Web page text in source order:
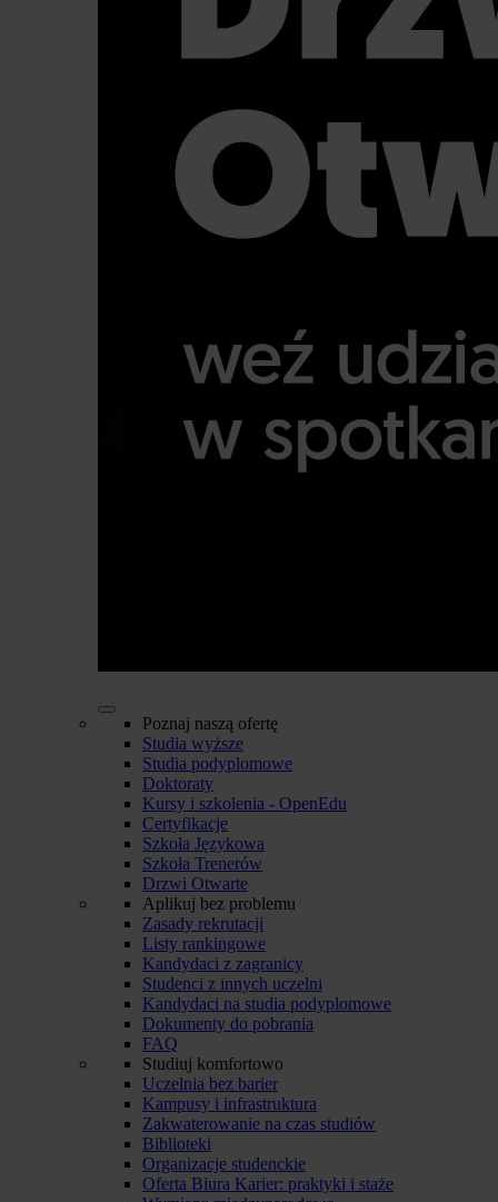
Poznaj naszą ofertę
Studia wyższe
Studia podyplomowe
Doktoraty
Kursy i szkolenia - OpenEdu
Certyfikacje
Szkoła Językowa
Szkoła Trenerów
Drzwi Otwarte
Aplikuj bez problemu
Zasady rekrutacji
Listy rankingowe
Kandydaci z zagranicy
Studenci z innych uczelni
Kandydaci na studia podyplomowe
Dokumenty do pobrania
FAQ
Studiuj komfortowo
Uczelnia bez barier
Kampusy i infrastruktura
Zakwaterowanie na czas studiów
Biblioteki
Organizacje studenckie
Oferta Biura Karier: praktyki i staże